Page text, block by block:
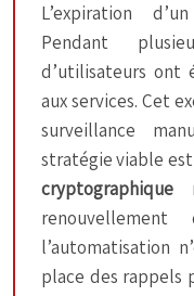
L’expiration
Pendant
d’utilisateurs ont
aux services. Cet
surveillance
stratégie viable
cryptographique
l’automatisation
place des rappels